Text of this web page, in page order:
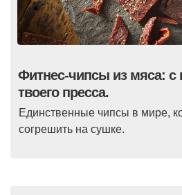
Фитнес-чипсы из мяса: с
твоего пресса.
Единственные чипсы в мире,
согрешить на сушке.